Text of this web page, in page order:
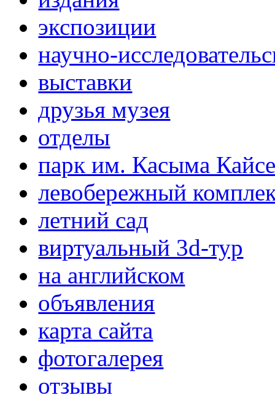
экспозиции
научно-
выставки
друзья музея
отделы
парк им. Касыма
левобережный
летний сад
виртуальный 3d-тур
на английском
объявления
карта сайта
фотогалерея
отзывы